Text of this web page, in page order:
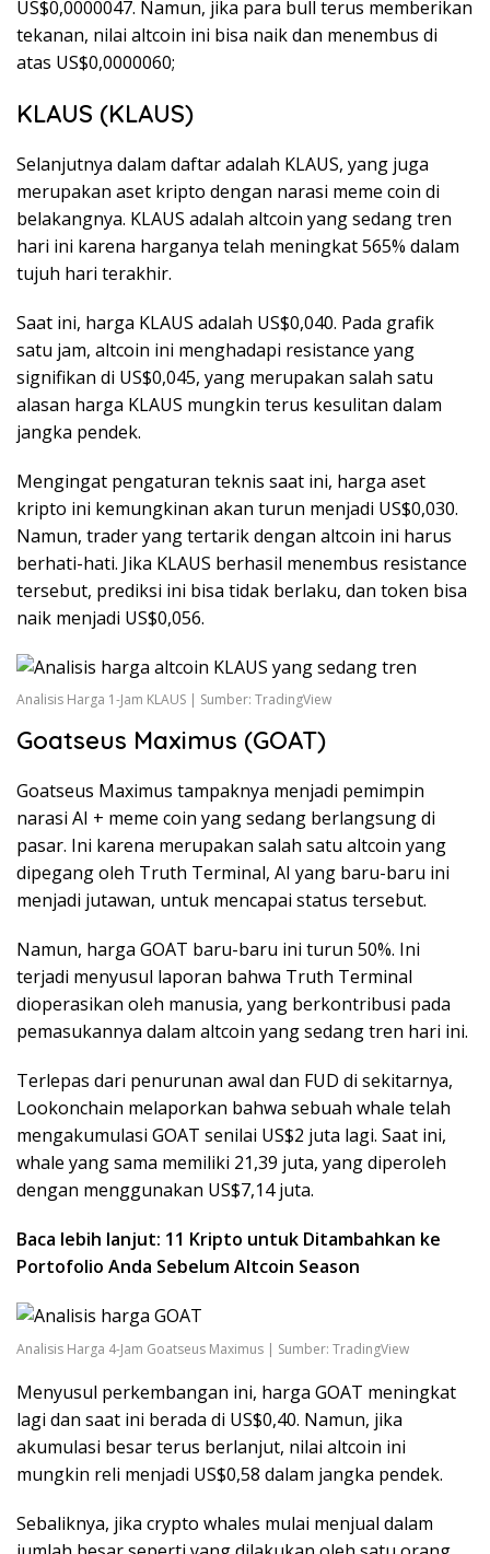
US$0,0000047. Namun, jika para bull terus memberikan
tekanan, nilai altcoin ini bisa naik dan menembus di
atas US$0,0000060;
KLAUS (KLAUS)
Selanjutnya dalam daftar adalah KLAUS, yang juga
merupakan aset kripto dengan narasi meme coin di
belakangnya. KLAUS adalah altcoin yang sedang tren
hari ini karena harganya telah meningkat 565% dalam
tujuh hari terakhir.
Saat ini, harga KLAUS adalah US$0,040. Pada grafik
satu jam, altcoin ini menghadapi resistance yang
signifikan di US$0,045, yang merupakan salah satu
alasan harga KLAUS mungkin terus kesulitan dalam
jangka pendek.
Mengingat pengaturan teknis saat ini, harga aset
kripto ini kemungkinan akan turun menjadi US$0,030.
Namun, trader yang tertarik dengan altcoin ini harus
berhati-hati. Jika KLAUS berhasil menembus resistance
tersebut, prediksi ini bisa tidak berlaku, dan token bisa
naik menjadi US$0,056.
Analisis Harga 1-Jam KLAUS | Sumber: TradingView
Goatseus Maximus (GOAT)
Goatseus Maximus tampaknya menjadi pemimpin
narasi AI + meme coin yang sedang berlangsung di
pasar. Ini karena merupakan salah satu altcoin yang
dipegang oleh Truth Terminal, AI yang baru-baru ini
menjadi jutawan, untuk mencapai status tersebut.
Namun, harga GOAT baru-baru ini turun 50%. Ini
terjadi menyusul laporan bahwa Truth Terminal
dioperasikan oleh manusia, yang berkontribusi pada
pemasukannya dalam altcoin yang sedang tren hari ini.
Terlepas dari penurunan awal dan FUD di sekitarnya,
Lookonchain melaporkan bahwa sebuah whale telah
mengakumulasi GOAT senilai US$2 juta lagi. Saat ini,
whale yang sama memiliki 21,39 juta, yang diperoleh
dengan menggunakan US$7,14 juta.
Baca lebih lanjut: 11 Kripto untuk Ditambahkan ke
Portofolio Anda Sebelum Altcoin Season
Analisis Harga 4-Jam Goatseus Maximus | Sumber: TradingView
Menyusul perkembangan ini, harga GOAT meningkat
lagi dan saat ini berada di US$0,40. Namun, jika
akumulasi besar terus berlanjut, nilai altcoin ini
mungkin reli menjadi US$0,58 dalam jangka pendek.
Sebaliknya, jika crypto whales mulai menjual dalam